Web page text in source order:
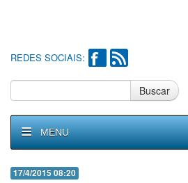
REDES SOCIAIS:
Buscar
MENU
17/4/2015 08:20